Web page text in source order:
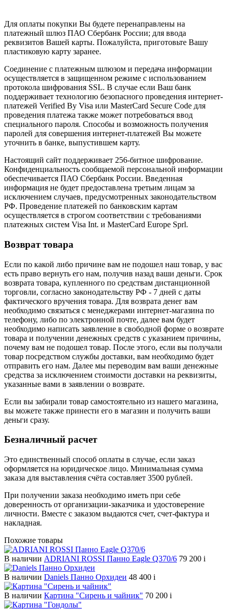
Для оплаты покупки Вы будете перенаправлены на
платежный шлюз ПАО Сбербанк России; для ввода
реквизитов Вашей карты. Пожалуйста, приготовьте Вашу
пластиковую карту заранее.
Соединение с платежным шлюзом и передача информации
осуществляется в защищенном режиме с использованием
протокола шифрования SSL. В случае если Ваш банк
поддерживает технологию безопасного проведения интернет-
платежей Verified By Visa или MasterCard Secure Code для
проведения платежа также может потребоваться ввод
специального пароля. Способы и возможность получения
паролей для совершения интернет-платежей Вы можете
уточнить в банке, выпустившем карту.
Настоящий сайт поддерживает 256-битное шифрование.
Конфиденциальность сообщаемой персональной информации
обеспечивается ПАО Сбербанк России. Введенная
информация не будет предоставлена третьим лицам за
исключением случаев, предусмотренных законодательством
РФ. Проведение платежей по банковским картам
осуществляется в строгом соответствии с требованиями
платежных систем Visa Int. и MasterCard Europe Sprl.
Возврат товара
Если по какой либо причине вам не подошел наш товар, у вас
есть право вернуть его нам, получив назад ваши деньги. Срок
возврата товара, купленного по средствам дистанционной
торговли, согласно законодательству РФ - 7 дней с даты
фактического вручения товара. Для возврата денег вам
необходимо связаться с менеджерами интернет-магазина по
телефону, либо по электронной почте, далее вам будет
необходимо написать заявление в свободной форме о возврате
товара и получении денежных средств с указанием причины,
почему вам не подошел товар. После этого, если вы получали
товар посредством службы доставки, вам необходимо будет
отправить его нам. Далее мы переводим вам ваши денежные
средства за исключением стоимости доставки на реквизиты,
указанные вами в заявлении о возврате.
Если вы забирали товар самостоятельно из нашего магазина,
вы можете также принести его в магазин и получить ваши
деньги сразу.
Безналичный расчет
Это единственный способ оплаты в случае, если заказ
оформляется на юридическое лицо. Минимальная сумма
заказа для выставления счёта составляет 3500 рублей.
При получении заказа необходимо иметь при себе
доверенность от организации-заказчика и удостоверение
личности. Вместе с заказом выдаются счет, счет-фактура и
накладная.
Похожие товары
В наличии ADRIANI ROSSI Панно Eagle Q370/6 79 200 i
В наличии Daniels Панно Орхидеи 48 400 i
В наличии Картина "Сирень и чайник" 70 200 i